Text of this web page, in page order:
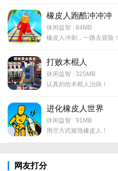
橡皮人跑酷冲冲冲
休闲益智 | 84MB
橡皮人冲刺，一路去冒险！
打败木棍人
休闲益智 | 325MB
认真的给木棍人治病！
进化橡皮人世界
休闲益智 | 91MB
用尽方式摧毁橡皮人！
网友打分